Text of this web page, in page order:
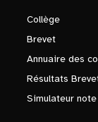
Collège
Brevet
Annuaire des
Résultats
Simulateur